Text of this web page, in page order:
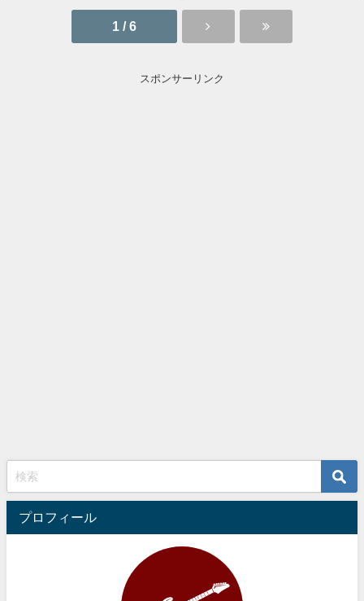
1 / 6
スポンサーリンク
プロフィール